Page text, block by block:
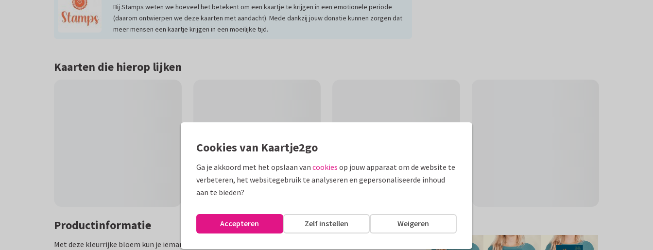
Bij Stamps weten we hoeveel het betekent om een kaartje te krijgen in een emotionele periode
(daarom ontwierpen we deze kaarten met aandacht). Mede dankzij jouw donatie kunnen zorgen dat
meer mensen een kaartje krijgen in een moeilijke tijd.
Kaarten die hierop lijken
Productinformatie
Met deze kleurrijke bloem kun je iemand medeleven, vertrouwen en liefde
Formaten
Cookies van Kaartje2go
Ga je akkoord met het opslaan van cookies op jouw apparaat om de website te
verbeteren, het websitegebruik te analyseren en gepersonaliseerde inhoud
aan te bieden?
Weigeren
Zelf instellen
Accepteren